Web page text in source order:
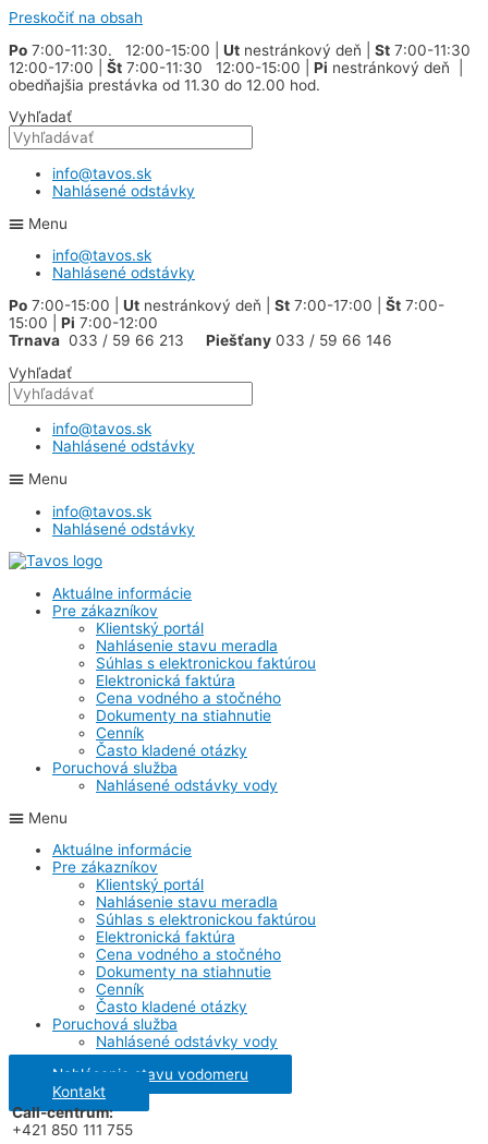
Preskočiť na obsah
Po 7:00-11:30. 12:00-15:00 | Ut nestránkový deň | St 7:00-11:30
12:00-17:00 | Št 7:00-11:30 12:00-15:00 | Pi nestránkový deň |
obedňajšia prestávka od 11.30 do 12.00 hod.
Vyhľadať
info@tavos.sk
Nahlásené odstávky
Menu
info@tavos.sk
Nahlásené odstávky
Po 7:00-15:00 | Ut nestránkový deň | St 7:00-17:00 | Št 7:00-
15:00 | Pi 7:00-12:00
Trnava 033 / 59 66 213 Piešťany 033 / 59 66 146
Vyhľadať
info@tavos.sk
Nahlásené odstávky
Menu
info@tavos.sk
Nahlásené odstávky
Aktuálne informácie
Pre zákazníkov
Klientský portál
Nahlásenie stavu meradla
Súhlas s elektronickou faktúrou
Elektronická faktúra
Cena vodného a stočného
Dokumenty na stiahnutie
Cenník
Často kladené otázky
Poruchová služba
Nahlásené odstávky vody
Menu
Aktuálne informácie
Pre zákazníkov
Klientský portál
Nahlásenie stavu meradla
Súhlas s elektronickou faktúrou
Elektronická faktúra
Cena vodného a stočného
Dokumenty na stiahnutie
Cenník
Často kladené otázky
Poruchová služba
Nahlásené odstávky vody
Nahlásenie stavu vodomeru
Kontakt
Call-centrum:
+421 850 111 755